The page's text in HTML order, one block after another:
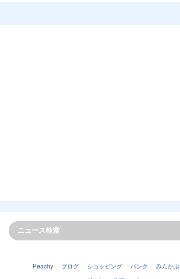
Peachy ブログ ショッピング バンク みんかぶ